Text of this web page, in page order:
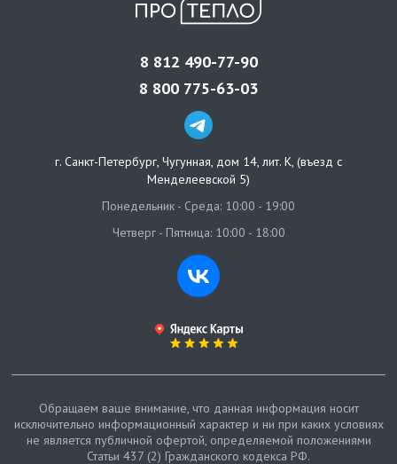
8 812 490-77-90
8 800 775-63-03
г. Санкт-Петербург, Чугунная, дом 14, лит. К, (въезд с
Менделеевской 5)
Понедельник - Среда: 10:00 - 19:00
Четверг - Пятница: 10:00 - 18:00
Обращаем ваше внимание, что данная информация носит
исключительно информационный характер и ни при каких условиях
не является публичной офертой, определяемой положениями
Статьи 437 (2) Гражданского кодекса РФ.